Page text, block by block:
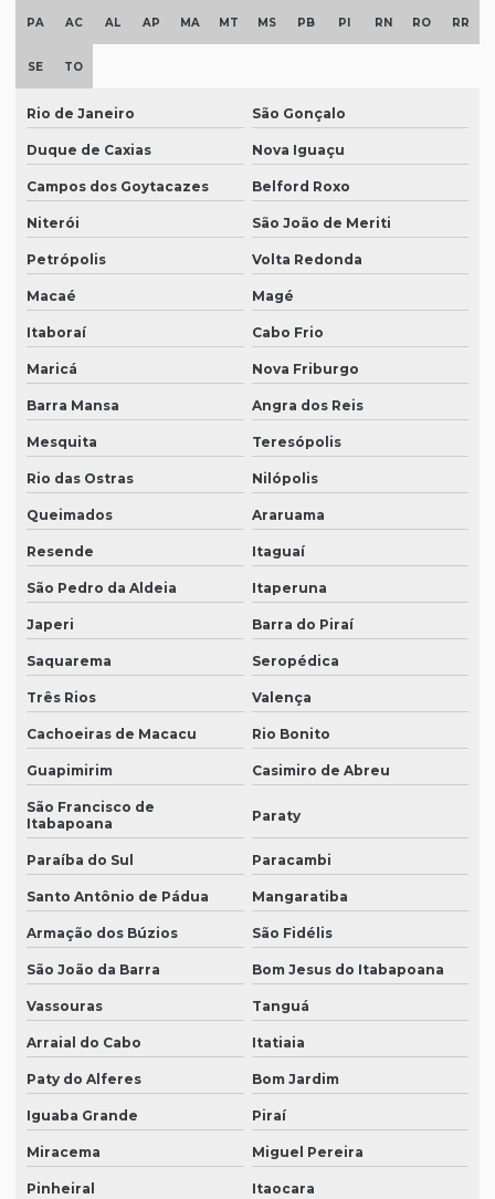
PA AC AL AP MA MT MS PB PI RN RO RR
SE TO
Rio de Janeiro São Gonçalo
Duque de Caxias Nova Iguaçu
Campos dos Goytacazes Belford Roxo
Niterói São João de Meriti
Petrópolis Volta Redonda
Macaé Magé
Itaboraí Cabo Frio
Maricá Nova Friburgo
Barra Mansa Angra dos Reis
Mesquita Teresópolis
Rio das Ostras Nilópolis
Queimados Araruama
Resende Itaguaí
São Pedro da Aldeia Itaperuna
Japeri Barra do Piraí
Saquarema Seropédica
Três Rios Valença
Cachoeiras de Macacu Rio Bonito
Guapimirim Casimiro de Abreu
São Francisco de
Itabapoana
Paraty
Paraíba do Sul Paracambi
Santo Antônio de Pádua Mangaratiba
Armação dos Búzios São Fidélis
São João da Barra Bom Jesus do Itabapoana
Vassouras Tanguá
Arraial do Cabo Itatiaia
Paty do Alferes Bom Jardim
Iguaba Grande Piraí
Miracema Miguel Pereira
Pinheiral Itaocara